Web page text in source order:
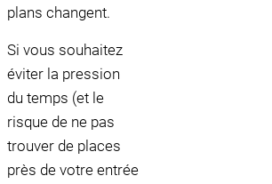
plans changent.
Si vous souhaitez
éviter la pression
du temps (et le
risque de ne pas
trouver de places
près de votre entrée